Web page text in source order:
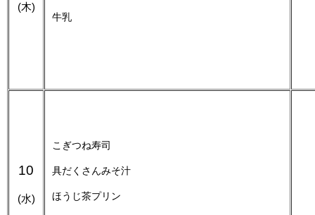
(木)
牛乳
10
(水)
こぎつね寿司
具だくさんみそ汁
ほうじ茶プリン